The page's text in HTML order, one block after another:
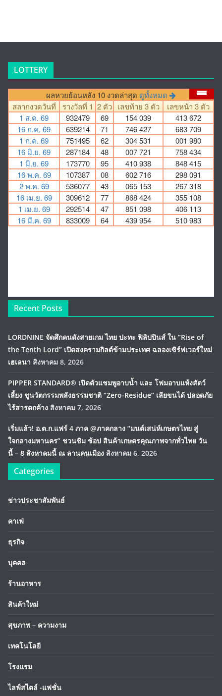
LOTTERY
Recent Posts
LORDNINE จัดศึกคนดังสายเกม ไทย ปะทะ ฟิลิปปินส์ ใน “Rise of
the Tenth Lord” เปิดสงครามกิลด์ข้ามประเทศ ฉลองเซิร์ฟเวอร์ใหม่
เฮเลนา สิงหาคม 8, 2026
PIPPER STANDARD® เปิดตัวแชมพูอาบน้ำ และ โฟมอาบแห้งสัตว์
เลี้ยง ชูนวัตกรรมพลังธรรมชาติ “Zero-Residue” เลียขนได้ ปลอดภัย
ไร้สารตกค้าง สิงหาคม 7, 2026
เริ่มแล้ว! อ.ต.ก.แฟร์ 4 ภาค @ภาคกลาง “มนต์เสน่ห์เกษตรไทย สู่
ใจกลางมหานคร” ชวนชิม ช้อป สินค้าเกษตรคุณภาพจากทั่วไทย วัน
นี้ – 8 สิงหาคมนี้ ณ ลานคนเมือง สิงหาคม 6, 2026
Categories
ข่าวประชาสัมพันธ์
คาเฟ่
ธุรกิจ
บุคคล
ร้านอาหาร
สินค้าใหม่
สุขภาพ – ความงาม
เทคโนโลยี
โรงแรม
ไลฟ์สไตล์ -แฟชั่น